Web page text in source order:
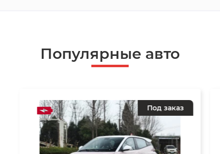
Популярные авто
Под заказ